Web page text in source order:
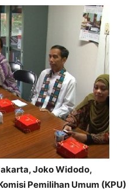
Joko Widodo,
Pemilihan Umum (KPU)